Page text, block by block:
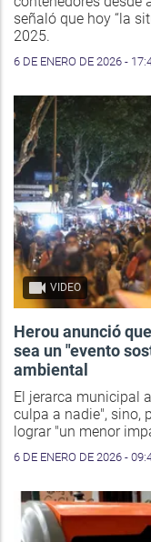
señaló que hoy “la
2025.
6 DE ENERO DE 2026 -
VIDEO
Herou anunció
sea un "evento
ambiental
El jerarca municipal
culpa a nadie", sino,
lograr "un menor
6 DE ENERO DE 2026 -